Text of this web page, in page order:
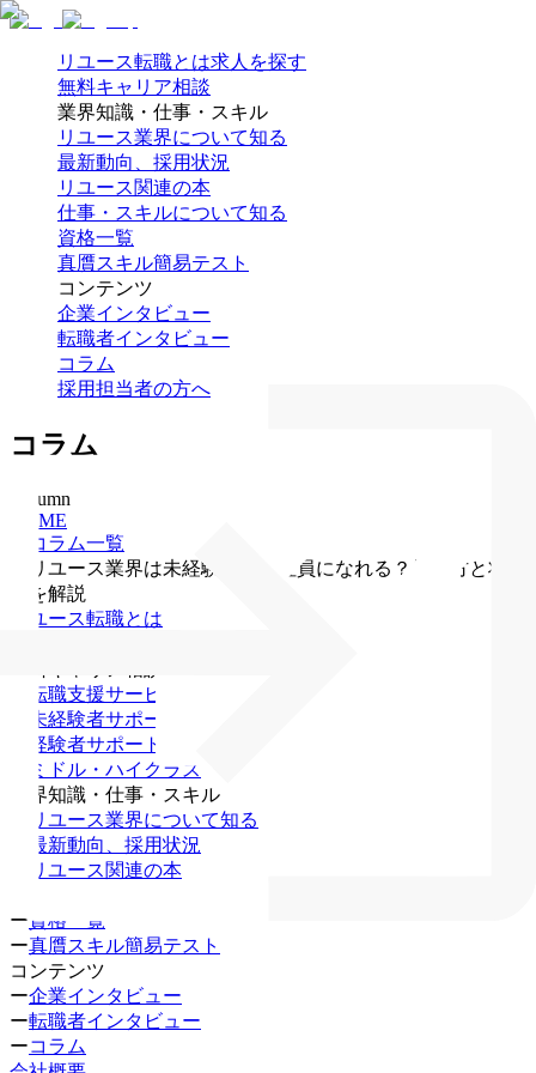
リユース転職とは求人を探す
無料キャリア相談
業界知識・仕事・スキル
リユース業界について知る
最新動向、採用状況
リユース関連の本
仕事・スキルについて知る
資格一覧
真贋スキル簡易テスト
コンテンツ
企業インタビュー
転職者インタビュー
コラム
採用担当者の方へ
コラム
Column
HOME
コラム一覧
リユース業界は未経験でも正社員になれる？働き方と将来
性を解説
リユース転職とは
転職支援サービス
未経験者サポート
経験者サポート
ミドル・ハイクラス
業界知識・仕事・スキル
リユース業界について知る
最新動向、採用状況
リユース関連の本
ー 資格一覧
ー真贋スキル簡易テスト
コンテンツ
ー企業インタビュー
ー転職者インタビュー
ーコラム